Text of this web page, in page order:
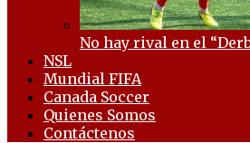
No hay rival en el
NSL
Mundial FIFA
Canada Soccer
Quienes Somos
Contáctenos